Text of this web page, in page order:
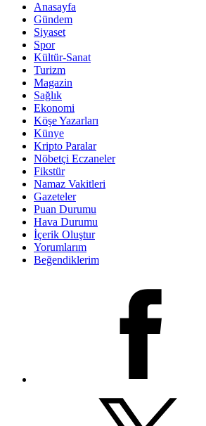
Anasayfa
Gündem
Siyaset
Spor
Kültür-Sanat
Turizm
Magazin
Sağlık
Ekonomi
Köşe Yazarları
Künye
Kripto Paralar
Nöbetçi Eczaneler
Fikstür
Namaz Vakitleri
Gazeteler
Puan Durumu
Hava Durumu
İçerik Oluştur
Yorumlarım
Beğendiklerim